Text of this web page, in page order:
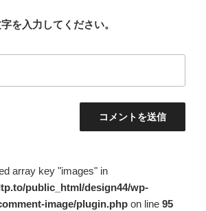
を入力してください。
array key "images" in
public_html/design44/wp-
image/plugin.php on line 95